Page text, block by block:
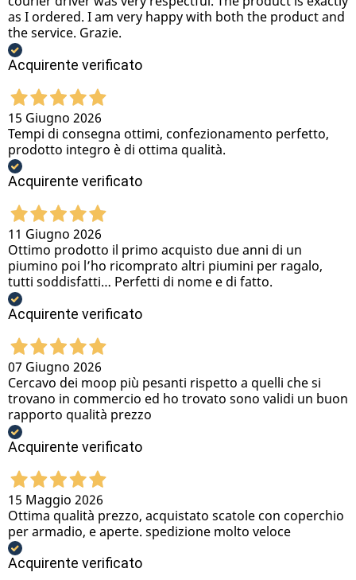
as I ordered. I am very happy with both the product and
the service. Grazie.
Acquirente verificato
15 Giugno 2026
Tempi di consegna ottimi, confezionamento perfetto,
prodotto integro è di ottima qualità.
Acquirente verificato
11 Giugno 2026
Ottimo prodotto il primo acquisto due anni di un
piumino poi l’ho ricomprato altri piumini per ragalo,
tutti soddisfatti… Perfetti di nome e di fatto.
Acquirente verificato
07 Giugno 2026
Cercavo dei moop più pesanti rispetto a quelli che si
trovano in commercio ed ho trovato sono validi un buon
rapporto qualità prezzo
Acquirente verificato
15 Maggio 2026
Ottima qualità prezzo, acquistato scatole con coperchio
per armadio, e aperte. spedizione molto veloce
Acquirente verificato